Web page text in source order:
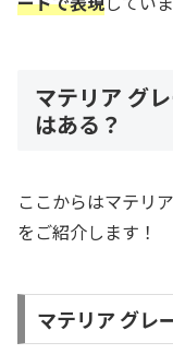
マテリア グ
はある？
ここからはマテリ
をご紹介します！
マテリア グレ